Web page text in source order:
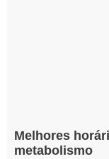
Melhores
metabolismo